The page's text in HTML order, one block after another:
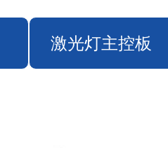
激光灯主控板